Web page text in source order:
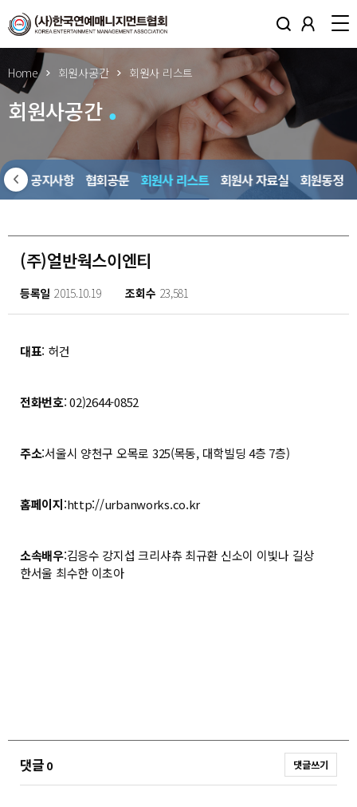
Home 회원사공간 회원사 리스트
회원사공간
원사 공지사항 협회공문 회원사 리스트 회원사 자료실 회원동정
(주)얼반웍스이엔티
등록일 2015.10.19 조회수 23,581
대표: 허건
전화번호: 02)2644-0852
주소:서울시 양천구 오목로 325(목동, 대학빌딩 4층 7층)
홈페이지:http://urbanworks.co.kr
소속배우:김응수 강지섭 크리샤츄 최규환 신소이 이빛나 길상
한서울 최수한 이초아
댓글0 댓글쓰기